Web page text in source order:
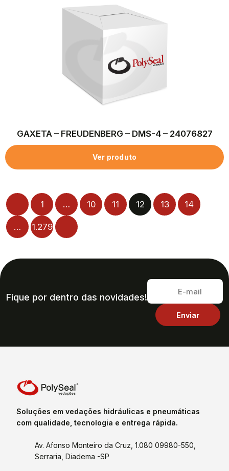
GAXETA – FREUDENBERG – DMS-4 – 24076827
Ver produto
1 … 10 11 12 13 14
… 1.279
Fique por dentro das novidades!
Soluções em vedações hidráulicas e pneumáticas
com qualidade, tecnologia e entrega rápida.
Av. Afonso Monteiro da Cruz, 1.080 09980-550,
Serraria, Diadema -SP